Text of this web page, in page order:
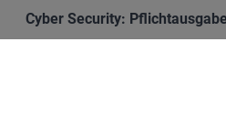
Cyber Security: